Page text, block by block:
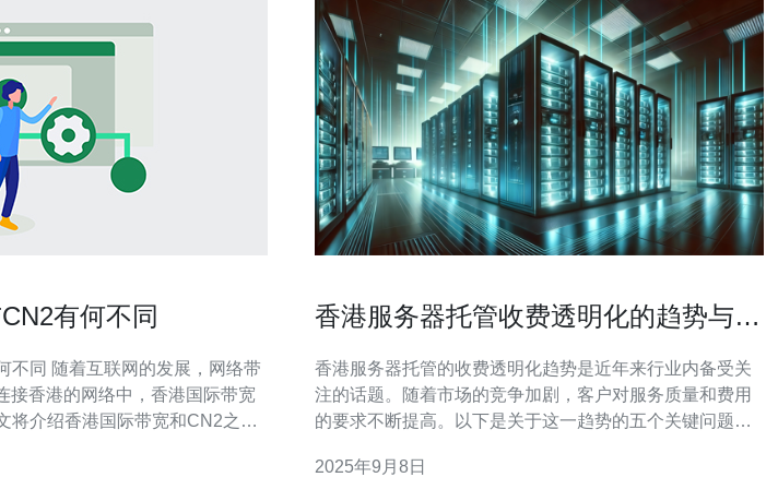
有何不同
，网络带
接香港的网络中，香港国际带宽
将介绍香港国际带宽和CN2之间
港与海外之间进行数据传输的
香港服务器托管收费透明化的趋势与市
香港服务器托管的收费透明化趋势是近年来行业内备受关
注的话题。随着市场的竞争加剧，客户对服务质量和费用
的要求不断提高。以下是关于这一趋势的五个关键问题及
务器托管的收费透明化指的是服务提供商在收费标准和服
2025年9月8日